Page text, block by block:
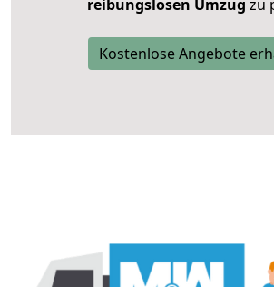
reibungslosen Umzug zu
Kostenlose Angebote